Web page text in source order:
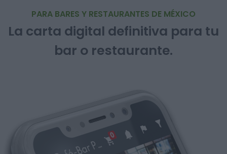
PARA BARES Y RESTAURANTES DE MÉXICO
La carta digital definitiva para tu
bar o restaurante.